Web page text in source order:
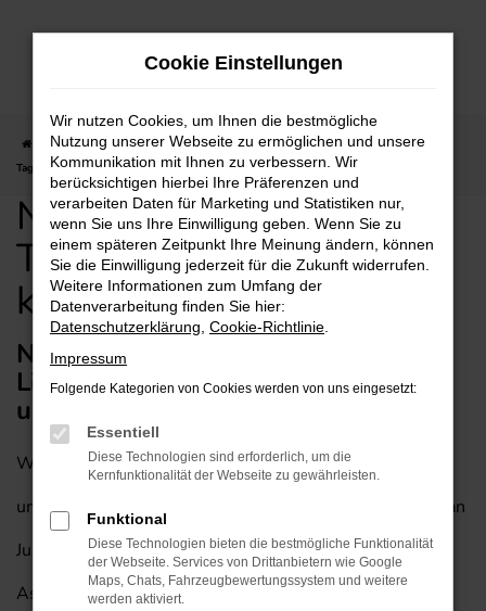
Zum
Startseite Aschaffenburg Nissan Nissan Juke
Nissan Juke
Tageszulassung günstig kaufen mit Lieferservice
Nissan Juke
Tageszulassung günstig
kaufen mit Lieferservice
Nissan Juke Tageszulassung mit
Lieferservice nach Aschaffenburg –
unsere Anregung für Aschaffenburg
Wer beim Autokauf in Aschaffenburg die Augen aufhält
und Geld sparen möchte, entscheidet sich für eine Nissan
Juke Tageszulassung mit exklusivem Lieferservice nach
Aschaffenburg. Wir verkaufen Ihnen diese Form von
Cookie Einstellungen
Wir nutzen Cookies, um Ihnen die bestmögliche
Nutzung unserer Webseite zu ermöglichen und unsere
Kommunikation mit Ihnen zu verbessern. Wir
berücksichtigen hierbei Ihre Präferenzen und
verarbeiten Daten für Marketing und Statistiken nur,
wenn Sie uns Ihre Einwilligung geben. Wenn Sie zu
einem späteren Zeitpunkt Ihre Meinung ändern, können
Sie die Einwilligung jederzeit für die Zukunft widerrufen.
Weitere Informationen zum Umfang der
Datenverarbeitung finden Sie hier:
Datenschutzerklärung Cookie-Richtlinie
Impressum
Folgende Kategorien von Cookies werden von uns eingesetzt:
Essentiell
Diese Technologien sind erforderlich, um die
Kernfunktionalität der Webseite zu gewährleisten.
Funktional
Diese Technologien bieten die bestmögliche Funktionalität
der Webseite. Services von Drittanbietern wie Google
Maps, Chats, Fahrzeugbewertungssystem und weitere
werden aktiviert.